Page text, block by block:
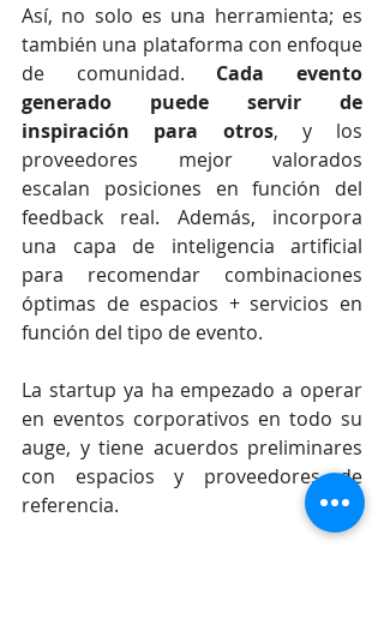
Así, no solo es una herramienta; es
también una plataforma con enfoque
de comunidad. Cada evento
generado puede servir de
inspiración para otros, y los
proveedores mejor valorados
escalan posiciones en función del
feedback real. Además, incorpora
una capa de inteligencia artificial
para recomendar combinaciones
óptimas de espacios + servicios en
función del tipo de evento.
La startup ya ha empezado a operar
en eventos corporativos en todo su
auge, y tiene acuerdos preliminares
con espacios y proveedores de
referencia.